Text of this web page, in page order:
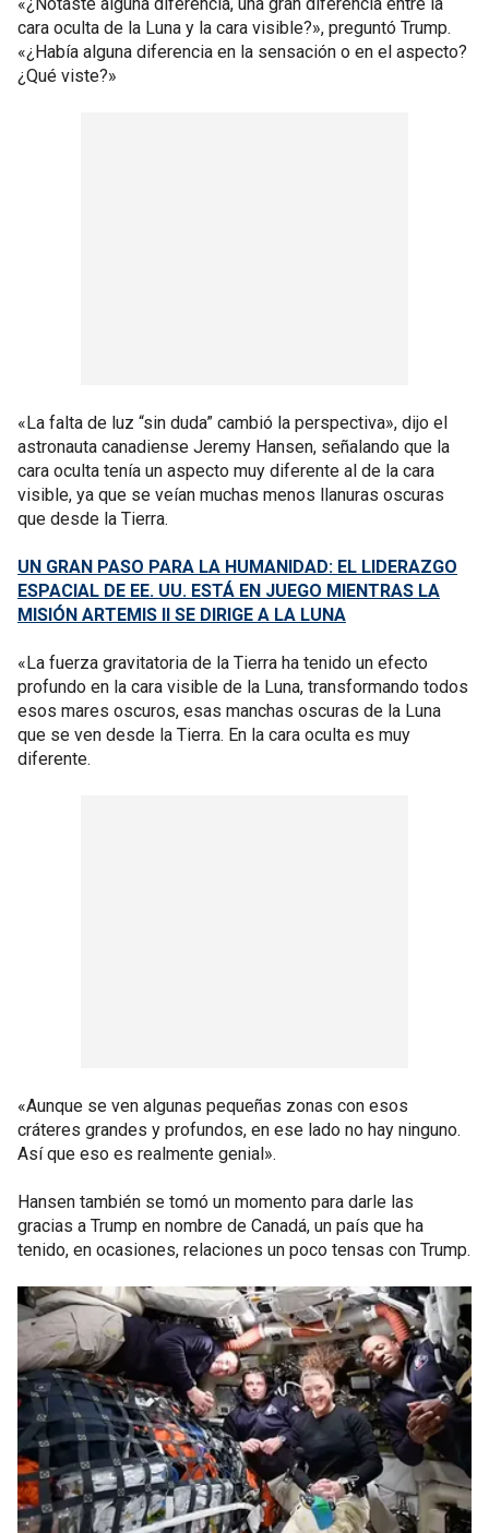
cara oculta de la Luna y la cara visible?», preguntó Trump.
«¿Había alguna diferencia en la sensación o en el aspecto?
¿Qué viste?»
«La falta de luz “sin duda” cambió la perspectiva», dijo el
astronauta canadiense Jeremy Hansen, señalando que la
cara oculta tenía un aspecto muy diferente al de la cara
visible, ya que se veían muchas menos llanuras oscuras
que desde la Tierra.
UN GRAN PASO PARA LA HUMANIDAD: EL LIDERAZGO
ESPACIAL DE EE. UU. ESTÁ EN JUEGO MIENTRAS LA
MISIÓN ARTEMIS II SE DIRIGE A LA LUNA
«La fuerza gravitatoria de la Tierra ha tenido un efecto
profundo en la cara visible de la Luna, transformando todos
esos mares oscuros, esas manchas oscuras de la Luna
que se ven desde la Tierra. En la cara oculta es muy
diferente.
«Aunque se ven algunas pequeñas zonas con esos
cráteres grandes y profundos, en ese lado no hay ninguno.
Así que eso es realmente genial».
Hansen también se tomó un momento para darle las
gracias a Trump en nombre de Canadá, un país que ha
tenido, en ocasiones, relaciones un poco tensas con Trump.